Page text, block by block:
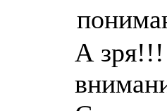
А зря!!!